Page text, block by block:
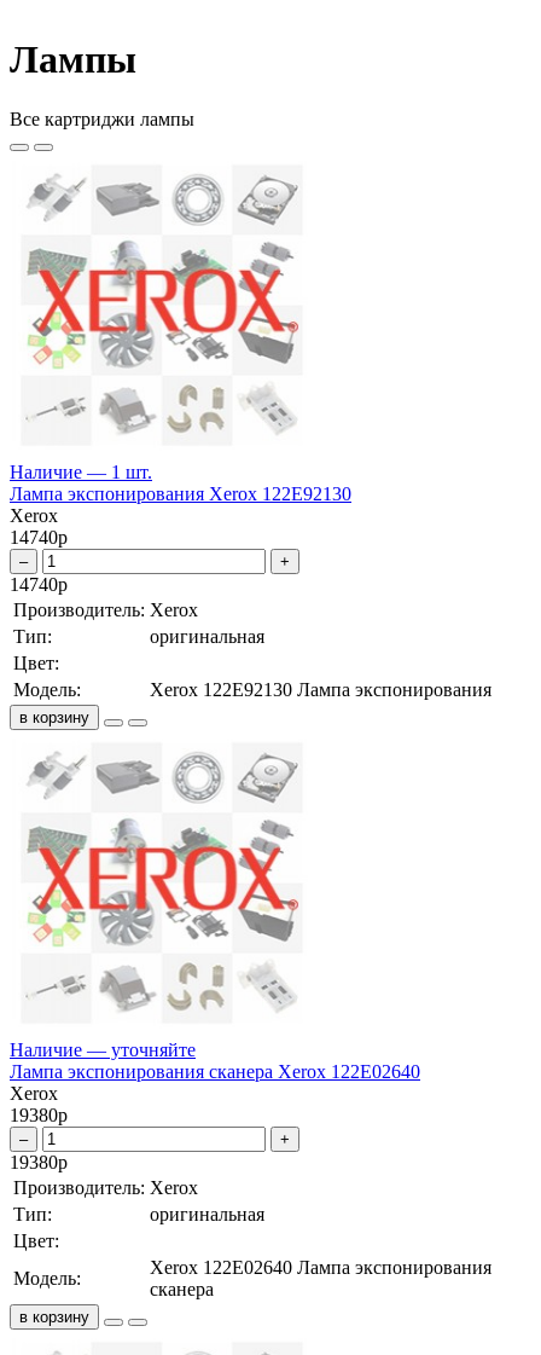
Лампы
Все картриджи лампы
Наличие — 1 шт.
Лампа экспонирования Xerox 122E92130
Xerox
14740р
– +
14740р
Производитель: Xerox
Тип:
оригинальная
Цвет:
Модель:
Xerox 122E92130 Лампа экспонирования
в корзину
Наличие — уточняйте
Лампа экспонирования сканера Xerox 122E02640
Xerox
19380р
– +
19380р
Производитель: Xerox
Тип:
оригинальная
Цвет:
Модель:
Xerox 122E02640 Лампа экспонирования
сканера
в корзину